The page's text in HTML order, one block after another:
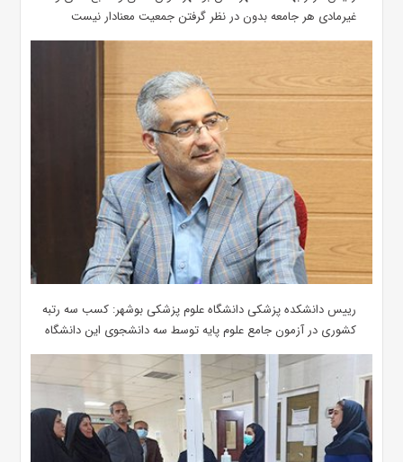
غیرمادی هر جامعه بدون در نظر گرفتن جمعیت معنادار نیست
رییس دانشکده پزشکی دانشگاه علوم پزشکی بوشهر: کسب سه رتبه
کشوری در آزمون جامع علوم پایه توسط سه دانشجوی این دانشگاه